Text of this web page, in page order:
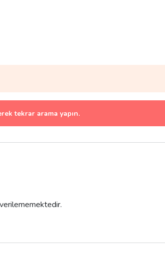
tekrar arama yapın.